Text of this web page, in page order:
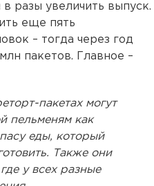
разы увеличить выпуск.
еще пять
– тогда через год
пакетов. Главное –
пакетах могут
пельменям как
еды, который
Также они
у всех разные